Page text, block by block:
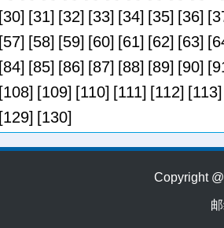
[30] [31] [32] [33] [34] [35] [36]
[57] [58] [59] [60] [61] [62] [63]
[84] [85] [86] [87] [88] [89] [90]
[108] [109] [110] [111] [112] [113]
[129] [130]
Copyright